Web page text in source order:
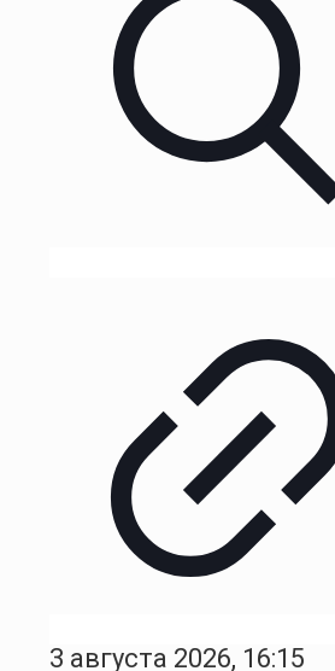
3 августа 2026, 16:15